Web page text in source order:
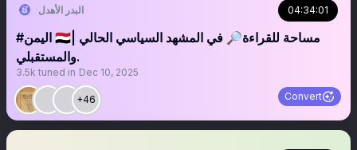
البدر الأهدل 04:34:01
والمستقبلي.
3.5k tuned in Dec 10, 2025
+46 Convert